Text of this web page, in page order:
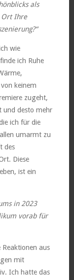
als
Ort Ihre
wie
ich Ruhe
keinem
zugeht,
und desto mehr
ich für die
umarmt zu
des
Diese
ist ein
in 2023
vorab für
aus
mit
Ich hatte das